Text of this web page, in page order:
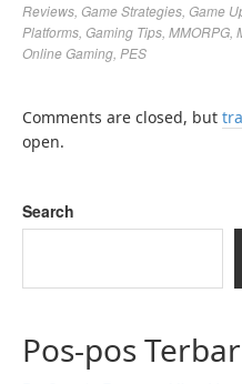
Reviews Game Strategies Game
Platforms Gaming Tips MMORPG
Online Gaming PES
Comments are closed, but
open.
Search
Pos-pos